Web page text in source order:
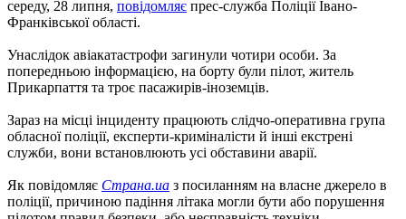
середу, 28 липня, повідомляє прес-служба Поліції Івано-
Франківської області.
Унаслідок авіакатастрофи загинули чотири особи. За
попередньою інформацією, на борту були пілот, житель
Прикарпаття та троє пасажирів-іноземців.
Зараз на місці інциденту працюють слідчо-оперативна група
обласної поліції, експерти-криміналісти й інші екстрені
служби, вони встановлюють усі обставини аварії.
Як повідомляє Страна.ua з посиланням на власне джерело в
поліції, причиною падіння літака могли бути або порушення